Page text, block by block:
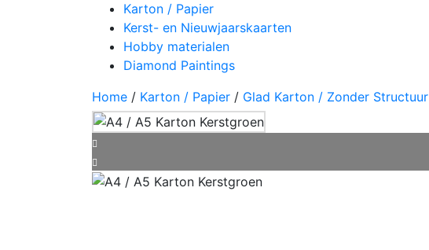
Karton / Papier
Kerst- en Nieuwjaarskaarten
Hobby materialen
Diamond Paintings
Home / Karton / Papier / Glad Karton / Zonder Structuur